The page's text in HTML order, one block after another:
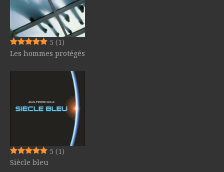
5 (1)
Les hommes protégés
5 (1)
Siècle bleu